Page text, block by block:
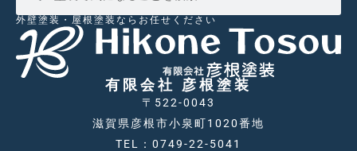
外壁塗装・屋根塗装ならお任せください
有限会社 彦根塗装
〒522-0043
滋賀県彦根市小泉町1020番地
TEL：0749-22-5041